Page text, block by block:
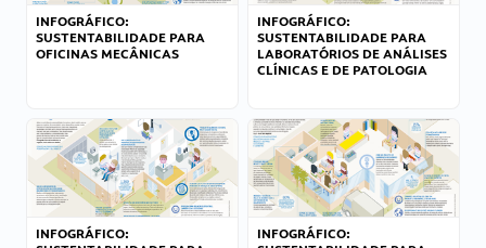
INFOGRÁFICO:
SUSTENTABILIDADE PARA
OFICINAS MECÂNICAS
INFOGRÁFICO:
SUSTENTABILIDADE PARA
LABORATÓRIOS DE ANÁLISES
CLÍNICAS E DE PATOLOGIA
INFOGRÁFICO:
INFOGRÁFICO: